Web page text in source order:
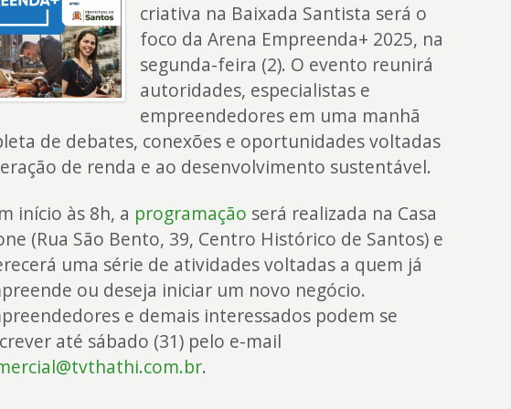
criativa na Baixada Santista será o
foco da Arena Empreenda+ 2025, na
segunda-feira (2). O evento reunirá
autoridades, especialistas e
empreendedores em uma manhã
de debates, conexões e oportunidades voltadas
de renda e ao desenvolvimento sustentável.
início às 8h, a programação será realizada na Casa
(Rua São Bento, 39, Centro Histórico de Santos) e
uma série de atividades voltadas a quem já
ou deseja iniciar um novo negócio.
e demais interessados podem se
até sábado (31) pelo e-mail
.